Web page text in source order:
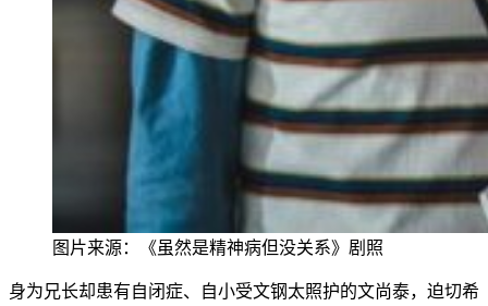
图片来源： 《虽然是精神病但没关系》剧照
身为兄长却患有自闭症、自小受文钢太照护的文尚泰，迫切希